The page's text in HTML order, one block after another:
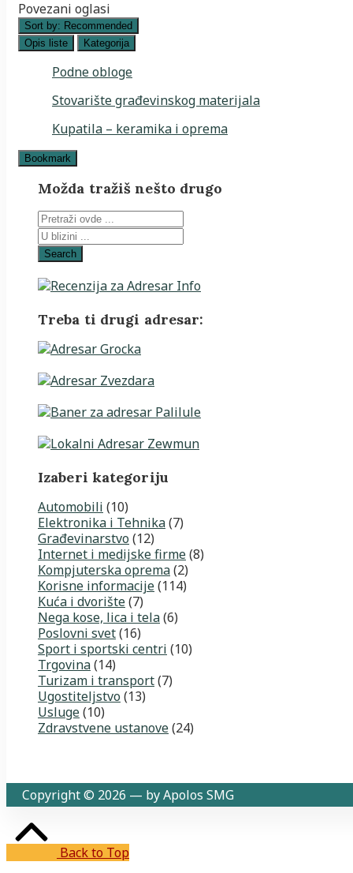
Povezani oglasi
Sort by: Recommended
Opis liste
Kategorija
Podne obloge
Stovarište građevinskog materijala
Kupatila – keramika i oprema
Bookmark
Možda tražiš nešto drugo
Search
Treba ti drugi adresar:
Izaberi kategoriju
Automobili (10)
Elektronika i Tehnika(7)
Građevinarstvo (12)
Internet i medijske firme(8)
Kompjuterska oprema(2)
Korisne informacije(114)
Kuća i dvorište(7)
Nega kose, lica i tela(6)
Poslovni svet(16)
Sport i sportski centri (10)
Trgovina(14)
Turizam i transport(7)
Ugostiteljstvo (13)
Usluge(10)
Zdravstvene ustanove(24)
Copyright © 2026 — by Apolos SMG
Back to Top